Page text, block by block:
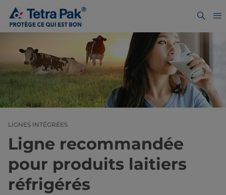
LIGNES INTÉGRÉES
Ligne recommandée
pour produits laitiers
réfrigérés